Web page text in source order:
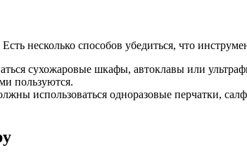
несколько способов убедиться, что
сухожаровые шкафы, автоклавы или
пользуются.
использоваться одноразовые перчатки,